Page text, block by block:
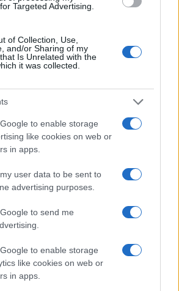
Targeted Advertising.
of Collection, Use,
and/or Sharing of my
Is Unrelated with the
it was collected.
to enable storage
like cookies on web or
in apps.
user data to be sent to
advertising purposes.
to send me
to enable storage
like cookies on web or
in apps.
fare o disfare il diritto
momento.
secolo scorso, avevano
sposa le coppie, con un suo
si arriverà al punto di avere un
al prete e una legge
I cattolici moderni hanno
che lo Statosi sovrapponesse
è nelle mani dello Stato. Forse
accorti, ma per almeno due